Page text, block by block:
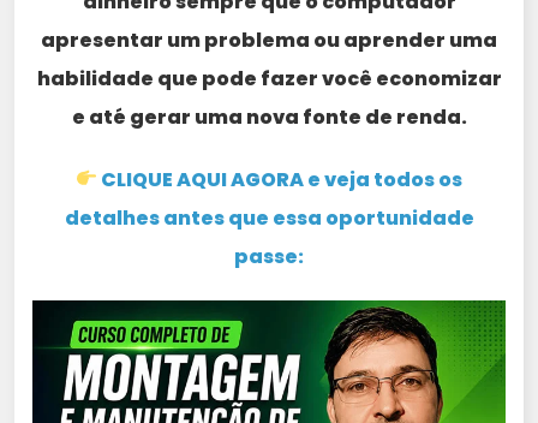
apresentar um problema ou aprender uma
habilidade que pode fazer você economizar
e até gerar uma nova fonte de renda.
CLIQUE AQUI AGORA e veja todos os
detalhes antes que essa oportunidade
passe: